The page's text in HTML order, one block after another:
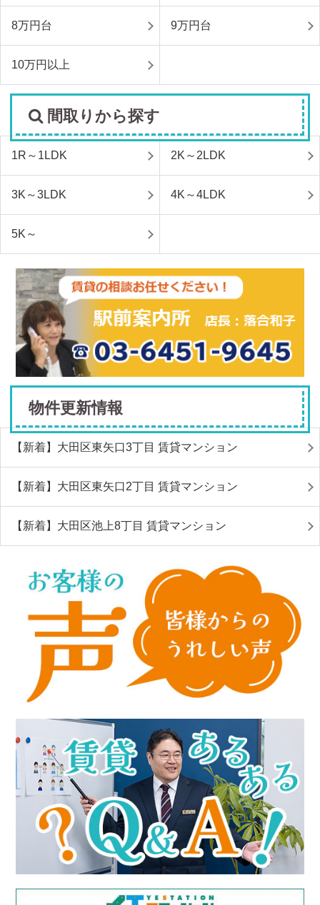
8万円台 9万円台
10万円以上
間取りから探す
1R～1LDK 2K～2LDK
3K～3LDK 4K～4LDK
5K～
物件更新情報
【新着】大田区東矢口3丁目 賃貸マンション
【新着】大田区東矢口2丁目 賃貸マンション
【新着】大田区池上8丁目 賃貸マンション